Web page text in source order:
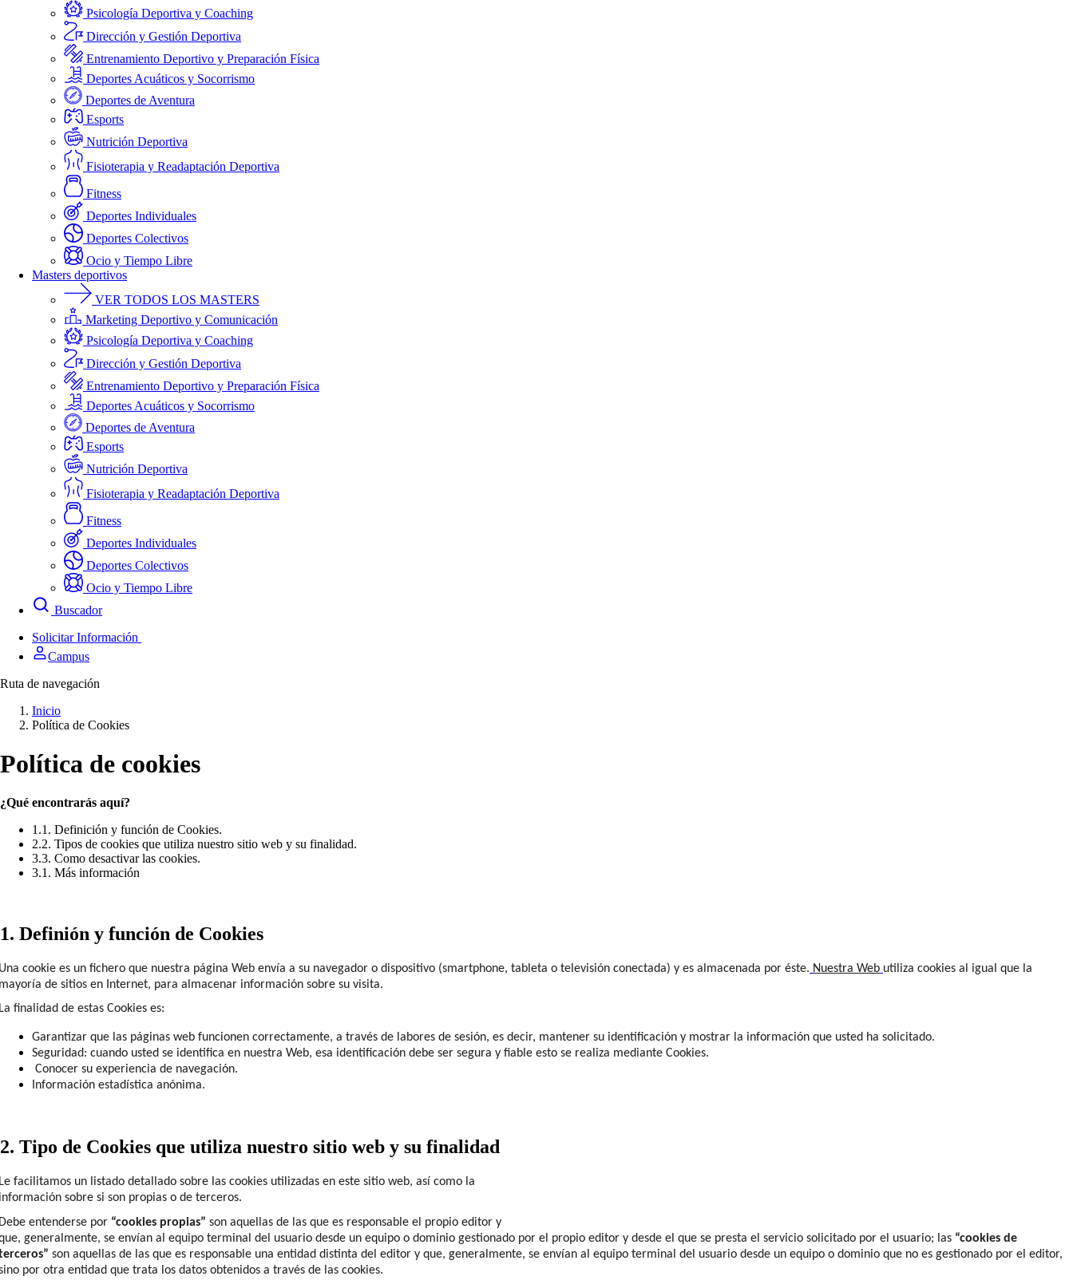
Psicología Deportiva y Coaching
Dirección y Gestión Deportiva
Entrenamiento Deportivo y Preparación Física
Deportes Acuáticos y Socorrismo
Deportes de Aventura
Esports
Nutrición Deportiva
Fisioterapia y Readaptación Deportiva
Fitness
Deportes Individuales
Deportes Colectivos
Ocio y Tiempo Libre
Masters deportivos
VER TODOS LOS MASTERS
Marketing Deportivo y Comunicación
Psicología Deportiva y Coaching
Dirección y Gestión Deportiva
Entrenamiento Deportivo y Preparación Física
Deportes Acuáticos y Socorrismo
Deportes de Aventura
Esports
Nutrición Deportiva
Fisioterapia y Readaptación Deportiva
Fitness
Deportes Individuales
Deportes Colectivos
Ocio y Tiempo Libre
Buscador
Solicitar Información
Campus
Ruta de navegación
Inicio
Política de Cookies
Política de cookies
¿Qué encontrarás aquí?
1.1. Definición y función de Cookies.
2.2. Tipos de cookies que utiliza nuestro sitio web y su finalidad.
3.3. Como desactivar las cookies.
3.1. Más información
1. Definión y función de Cookies
cookie es un fichero que nuestra página Web envía a su navegador o dispositivo (smartphone, tableta o televisión conectada) y es almacenada por éste. Nuestra Web utiliza cookies al igual que la
de sitios en Internet, para almacenar información sobre su visita.
finalidad de estas Cookies es:
Garantizar que las páginas web funcionen correctamente, a través de labores de sesión, es decir, mantener su identificación y mostrar la información que usted ha solicitado.
Seguridad: cuando usted se identifica en nuestra Web, esa identificación debe ser segura y fiable esto se realiza mediante Cookies.
Conocer su experiencia de navegación.
Información estadística anónima.
2. Tipo de Cookies que utiliza nuestro sitio web y su finalidad
facilitamos un listado detallado sobre las cookies utilizadas en este sitio web, así como la
sobre si son propias o de terceros.
entenderse por “cookies propias” son aquellas de las que es responsable el propio editor y
generalmente, se envían al equipo terminal del usuario desde un equipo o dominio gestionado por el propio editor y desde el que se presta el servicio solicitado por el usuario; las “cookies de
son aquellas de las que es responsable una entidad distinta del editor y que, generalmente, se envían al equipo terminal del usuario desde un equipo o dominio que no es gestionado por el editor,
por otra entidad que trata los datos obtenidos a través de las cookies.